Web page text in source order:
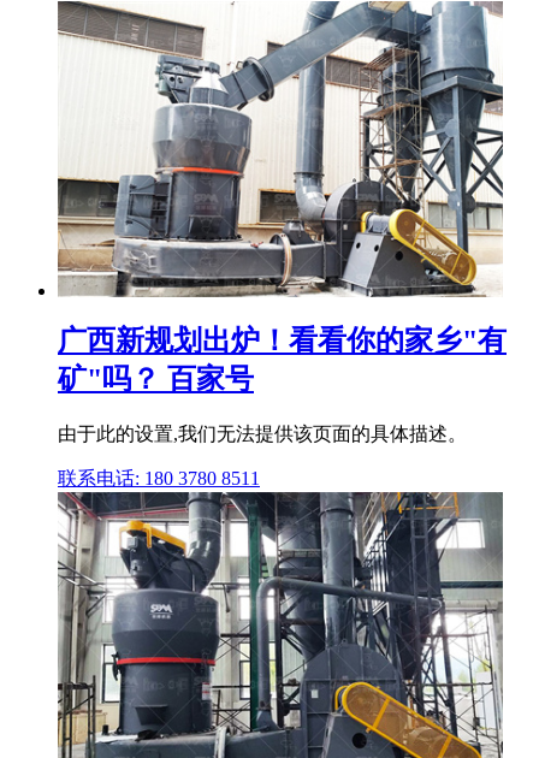
广西新规划出炉！看看你的家乡"有
矿"吗？ 百家号
由于此的设置,我们无法提供该页面的具体描述。
联系电话: 180 3780 8511